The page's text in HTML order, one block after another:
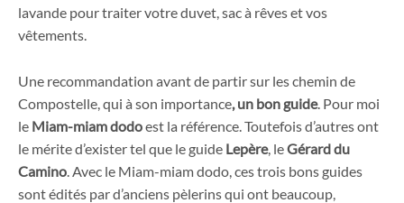
lavande pour traiter votre duvet, sac à rêves et vos
vêtements.
Une recommandation avant de partir sur les chemin de
Compostelle, qui à son importance, un bon guide. Pour moi
le Miam-miam dodoest la référence. Toutefois d’autres ont
le mérite d’exister tel que le guide Lepère, leGérard du
Camino. Avec le Miam-miam dodo, ces trois bons guides
sont édités par d’anciens pèlerins qui ont beaucoup,